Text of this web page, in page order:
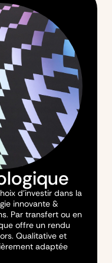
d’investir dans la
innovante &
Par transfert ou en
offre un rendu
Qualitative et
adaptée